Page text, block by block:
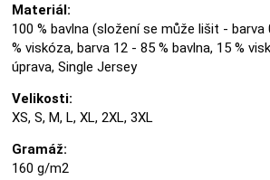
Materiál:
100 % bavlna (složení se může lišit - barva
% viskóza, barva 12 - 85 % bavlna, 15 %
úprava, Single Jersey
Velikosti:
XS, S, M, L, XL, 2XL, 3XL
Gramáž:
160 g/m2